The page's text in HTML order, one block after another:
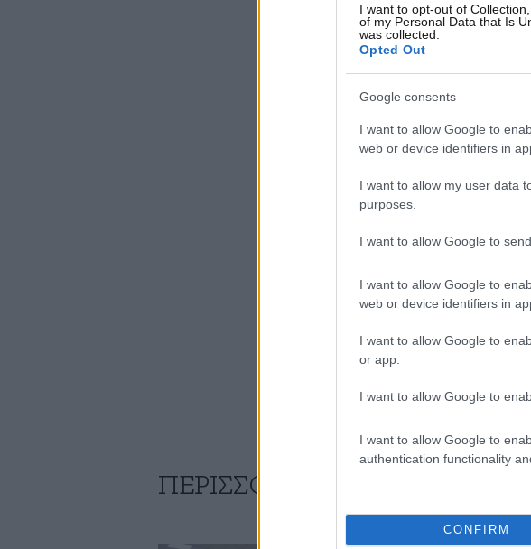
I want to opt-out of
of my Personal Data that Is
was collected.
Opted Out
Google consents
I want to allow Google to
web or device identifiers in
I want to allow my user data
purposes.
I want to allow Google to
I want to allow Google to
web or device identifiers in
I want to allow Google to
or app.
I want to allow Google to
I want to allow Google to
authentication functionality
CONFIRM
ΠΕΡΙΣΣΟΤΕΡΑ ΑΠΟ ΤΗΝ